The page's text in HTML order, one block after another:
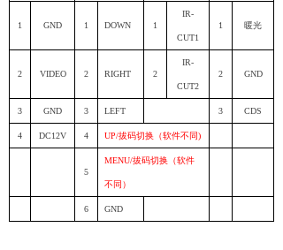
1 GND 1 DOWN 1
IR-
CUT1
1 暖光
2 VIDEO 2 RIGHT 2
IR-
CUT2
2 GND
3 GND 3 LEFT 3 CDS
4 DC12V 4 UP/拔码切换（软件不同)
5
MENU/拔码切换（软件
不同）
6 GND